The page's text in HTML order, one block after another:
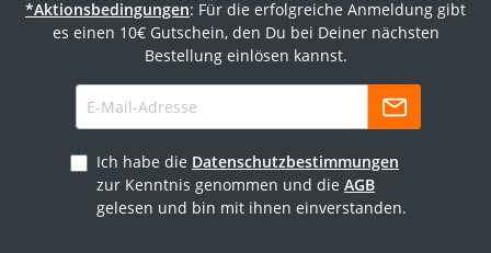
*Aktionsbedingungen: Für die erfolgreiche Anmeldung gibt
es einen 10€ Gutschein, den Du bei Deiner nächsten
Bestellung einlösen kannst.
Ich habe die Datenschutzbestimmungen
zur Kenntnis genommen und die AGB
gelesen und bin mit ihnen einverstanden.